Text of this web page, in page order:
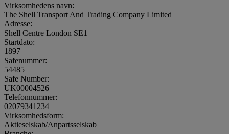
Virksomhedens navn:
The Shell Transport And Trading Company Limited
Adresse:
Shell Centre London SE1
Startdato:
1897
Safenummer:
54485
Safe Number:
UK00004526
Telefonnummer:
02079341234
Virksomhedsform:
Aktieselskab/Anpartsselskab